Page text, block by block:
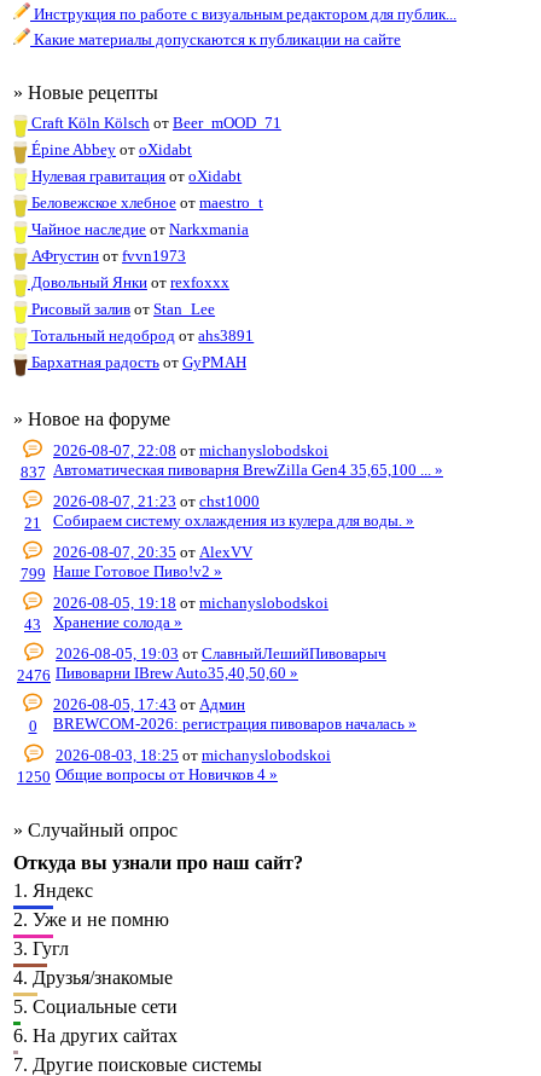
Инструкция по работе с визуальным редактором для публик...
Какие материалы допускаются к публикации на сайте
» Новые рецепты
Craft Köln Kölschот Beer_mOOD_71
Épine Abbeyот oXidabt
Нулевая гравитация отoXidabt
Беловежское хлебноеот maestro_t
Чайное наследие отNarkxmania
АФгустинот fvvn1973
Довольный Янкиот rexfoxxx
Рисовый залив отStan_Lee
Тотальный недоброд отahs3891
Бархатная радостьот GyPMAH
» Новое на форуме
837
2026-08-07, 22:08 от michanyslobodskoi
Автоматическая пивоварня BrewZilla Gen4 35,65,100 ... »
21
2026-08-07, 21:23 от chst1000
Собираем систему охлаждения из кулера для воды. »
799
2026-08-07, 20:35 от AlexVV
Наше Готовое Пиво!v2 »
43
2026-08-05, 19:18 от michanyslobodskoi
Хранение солода »
2476
2026-08-05, 19:03 от СлавныйЛешийПивоварыч
Пивоварни IBrew Auto35,40,50,60 »
0
2026-08-05, 17:43 от Админ
BREWCOM-2026: регистрация пивоваров началась »
1250
2026-08-03, 18:25 от michanyslobodskoi
Общие вопросы от Новичков 4 »
» Случайный опрос
Откуда вы узнали про наш сайт?
1. Яндекс
2. Уже и не помню
3. Гугл
4. Друзья/знакомые
5. Социальные сети
6. На других сайтах
7. Другие поисковые системы